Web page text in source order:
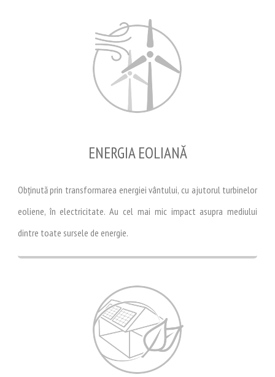
ENERGIA EOLIANĂ
Obținută prin transformarea energiei vântului, cu ajutorul turbinelor
eoliene, în electricitate. Au cel mai mic impact asupra mediului
dintre toate sursele de energie.